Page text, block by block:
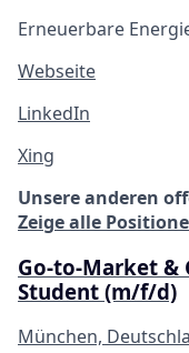
Erneuerbare
Webseite
LinkedIn
Xing
Unsere anderen
Zeige alle
Go-to-Market
Student (m/f/d)
München,